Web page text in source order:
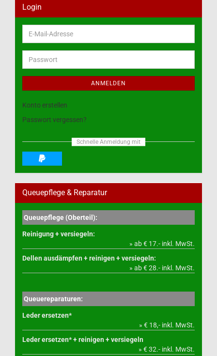
Login
E-
Mail-
Adresse
Passwort
ANMELDEN
Konto erstellen
Passwort vergessen?
Schnelle Anmeldung mit
Queuepflege & Reparatur
Queuepflege (Oberteil):
Reinigung + versiegeln:
» ab € 17.- inkl. MwSt.
Dellen ausdämpfen + reinigen + versiegeln:
» ab € 28.- inkl. MwSt.
Queuereparaturen:
Leder ersetzen*
» € 18,- inkl. MwSt.
Leder ersetzen* + reinigen + versiegeln
» € 32.- inkl. MwSt.